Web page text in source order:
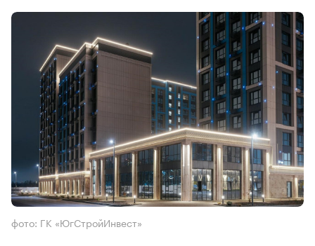
фото: ГК «ЮгСтройИнвест»